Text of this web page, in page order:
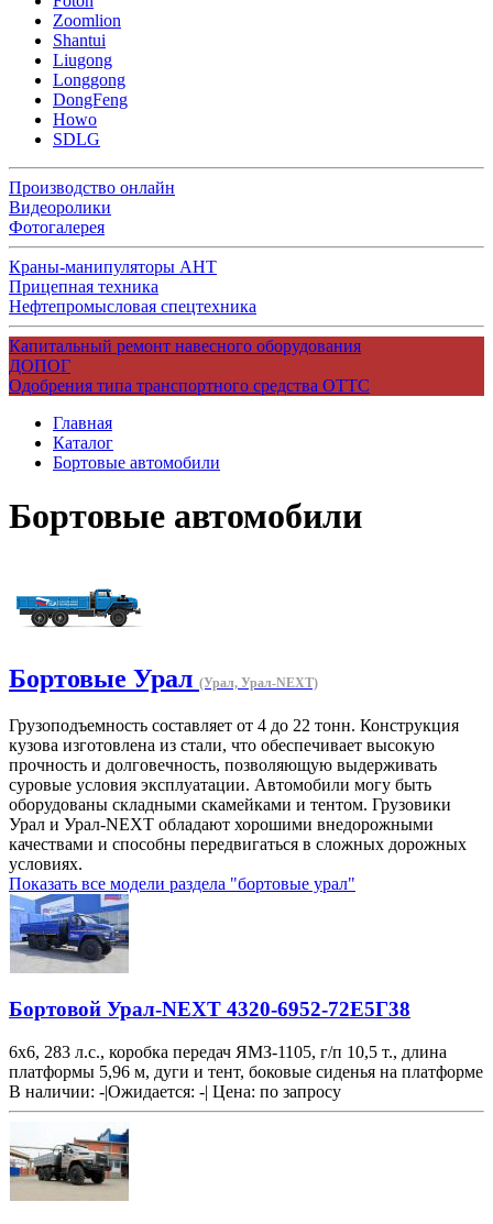
Zoomlion
Shantui
Liugong
Longgong
DongFeng
Howo
SDLG
Производство онлайн
Видеоролики
Фотогалерея
Краны-манипуляторы АНТ
Прицепная техника
Нефтепромысловая спецтехника
Капитальный ремонт навесного оборудования
ДОПОГ
Одобрения типа транспортного средства ОТТС
Главная
Каталог
Бортовые автомобили
Бортовые автомобили
Бортовые Урал (Урал, Урал-NEXT)
Грузоподъемность составляет от 4 до 22 тонн. Конструкция
кузова изготовлена ​​из стали, что обеспечивает высокую
прочность и долговечность, позволяющую выдерживать
суровые условия эксплуатации. Автомобили могу быть
оборудованы складными скамейками и тентом. Грузовики
Урал и Урал-NEXT обладают хорошими внедорожными
качествами и способны передвигаться в сложных дорожных
условиях.
Показать все модели раздела "бортовые урал"
Бортовой Урал-NEXT 4320-6952-72Е5Г38
6х6, 283 л.с., коробка передач ЯМЗ-1105, г/п 10,5 т., длина
платформы 5,96 м, дуги и тент, боковые сиденья на платформе
В наличии: -|Ожидается: -| Цена: по запросу